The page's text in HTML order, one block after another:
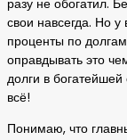
разу не обогатил.
свои навсегда. Но у
проценты по
оправдывать это
долги в
всё!
Понимаю, что